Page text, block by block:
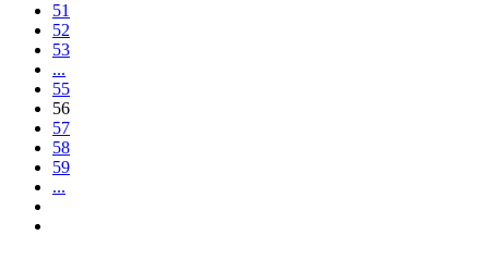
51
52
53
...
55
56
57
58
59
...